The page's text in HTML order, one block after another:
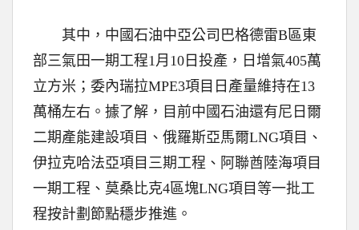
其中，中國石油中亞公司巴格德雷B區東
部三氣田一期工程1月10日投產，日增氣405萬
立方米；委內瑞拉MPE3項目日產量維持在13
萬桶左右。據了解，目前中國石油還有尼日爾
二期產能建設項目、俄羅斯亞馬爾LNG項目、
伊拉克哈法亞項目三期工程、阿聯酋陸海項目
一期工程、莫桑比克4區塊LNG項目等一批工
程按計劃節點穩步推進。